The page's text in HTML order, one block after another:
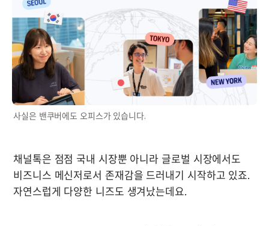
사실은 밴쿠버에도 오피스가 있습니다.
채널톡은 점점 국내 시장뿐 아니라 글로벌 시장에서도
비즈니스 메신저로서 존재감을 드러내기 시작하고 있죠.
자연스럽게 다양한 니즈도 생겨났는데요.